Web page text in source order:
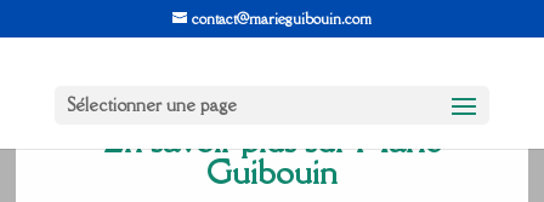
contact@marieguibouin.com
Sélectionner une page
En savoir plus sur Marie
Guibouin